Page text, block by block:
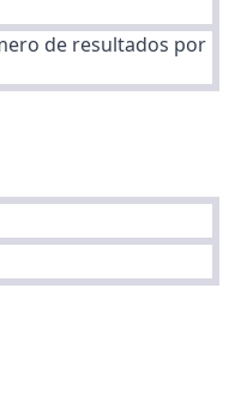
de resultados por